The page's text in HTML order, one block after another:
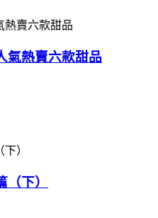
氣熱賣六款甜品
（下）